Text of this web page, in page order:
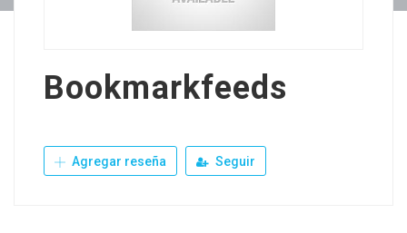
Bookmarkfeeds
Agregar reseña Seguir